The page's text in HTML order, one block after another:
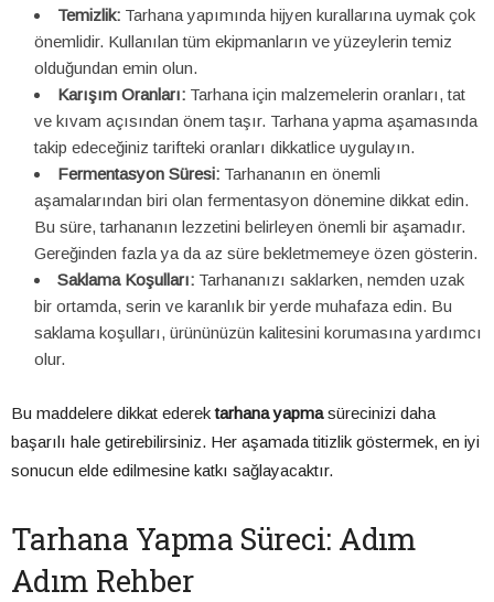
Temizlik: Tarhana yapımında hijyen kurallarına uymak çok
önemlidir. Kullanılan tüm ekipmanların ve yüzeylerin temiz
olduğundan emin olun.
Karışım Oranları: Tarhana için malzemelerin oranları, tat
ve kıvam açısından önem taşır. Tarhana yapma aşamasında
takip edeceğiniz tarifteki oranları dikkatlice uygulayın.
Fermentasyon Süresi: Tarhananın en önemli
aşamalarından biri olan fermentasyon dönemine dikkat edin.
Bu süre, tarhananın lezzetini belirleyen önemli bir aşamadır.
Gereğinden fazla ya da az süre bekletmemeye özen gösterin.
Saklama Koşulları: Tarhananızı saklarken, nemden uzak
bir ortamda, serin ve karanlık bir yerde muhafaza edin. Bu
saklama koşulları, ürününüzün kalitesini korumasına yardımcı
olur.
Bu maddelere dikkat ederektarhana yapmasürecinizi daha
başarılı hale getirebilirsiniz. Her aşamada titizlik göstermek, en iyi
sonucun elde edilmesine katkı sağlayacaktır.
Tarhana Yapma Süreci: Adım
Adım Rehber